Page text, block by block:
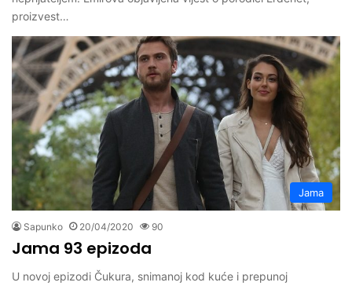
proizvest…
Jama
Sapunko 20/04/2020 90
Jama 93 epizoda
U novoj epizodi Čukura, snimanoj kod kuće i prepunoj